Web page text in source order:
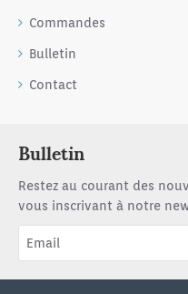
Commandes
Bulletin
Contact
Bulletin
Restez au courant des
vous inscrivant à notre